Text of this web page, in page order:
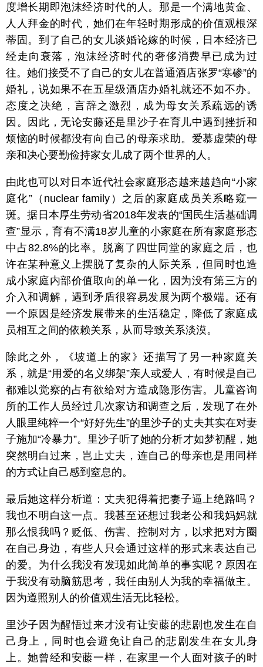
度增长期即泡沫经济时代的人。那是一个满地黄金、
人人拜金的时代，她们在年轻时期形成的价值观根深
蒂固。到了自己的女儿谈婚论嫁的时候，日本经济已
经走向衰落，泡沫经济时代的奢侈消费早已成为过
往。她们接受不了自己的女儿在普通酒店张罗“寒碜”的
婚礼，说如果不在五星级酒店办婚礼就还不如不办。
态度之决绝，言辞之激烈，成为母女关系疏远的诱
因。因此，无论安藤还是里沙子在育儿中遇到挫折和
烦恼的时候都没有向自己的母亲求助。爱慕虚荣的母
亲和决心要勤俭持家女儿成了两个世界的人。
由此也可以对日本近代社会家庭形态越来越趋向“小家
庭化”（nuclear family）之后的家庭成员关系略窥一
斑。据日本厚生劳动省2018年发表的“国民生活基础调
查”显示，育有不满18岁儿童的小家庭在所有家庭形态
中占82.8%的比率。脱离了四世同堂的家庭之后，也
许在某种意义上摆脱了复杂的人际关系，但同时也造
成小家庭内部价值取向的单一化，因为没有第三方的
介入和调解，遇到矛盾很容易发展为两个极端。还有
一个原因是经济发展带来的生活稳定，降低了家庭成
员相互之间的依赖关系，从而导致关系淡漠。
除此之外，《坡道上的家》还描写了另一种家庭关
系，就是“用爱的名义绑架”亲人或爱人，有时候是自己
都难以觉察的占有欲给对方造成隐形伤害。儿童咨询
所的工作人员经过几次家访和调查之后，发现了在外
人眼里纯粹一个“好好先生”的里沙子的丈夫其实在对妻
子施加“冷暴力”。里沙子听了她的分析才如梦初醒，她
突然明白过来，岂止丈夫，连自己的母亲也是用同样
的方式让自己感到窒息的。
最后她这样分析道：丈夫犯得着把妻子逼上绝路吗？
我也不明白这一点。我甚至还想过我老公和我妈妈就
那么恨我吗？贬低、伤害、控制对方，以求把对方圈
在自己身边，有些人只会通过这样的形式来表达自己
的爱。为什么我没有发现如此简单的事实呢？原因在
于我没有动脑筋思考，我任由别人为我的幸福做主。
因为遵照别人的价值观生活无比轻松。
里沙子因为醒悟过来才没有让安藤的悲剧也发生在自
己身上，同时也会避免让自己的悲剧发生在女儿身
上。她曾经和安藤一样，在家里一个人面对孩子的时